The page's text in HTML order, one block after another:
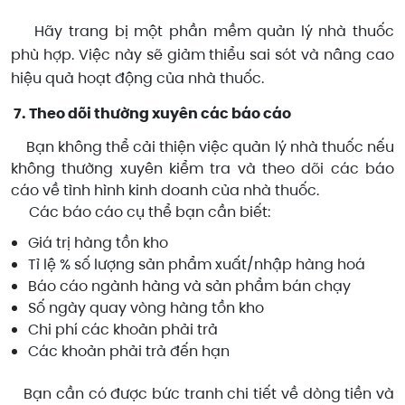
Hãy trang bị một phần mềm quản lý nhà thuốc
phù hợp. Việc này sẽ giảm thiểu sai sót và nâng cao
hiệu quả hoạt động của nhà thuốc.
7. Theo dõi thường xuyên các báo cáo
Bạn không thể cải thiện việc quản lý nhà thuốc nếu
không thường xuyên kiểm tra và theo dõi các báo
cáo về tình hình kinh doanh của nhà thuốc.
Các báo cáo cụ thể bạn cần biết:
Giá trị hàng tồn kho
Tỉ lệ % số lượng sản phẩm xuất/nhập hàng hoá
Báo cáo ngành hàng và sản phẩm bán chạy
Số ngày quay vòng hàng tồn kho
Chi phí các khoản phải trả
Các khoản phải trả đến hạn
Bạn cần có được bức tranh chi tiết về dòng tiền và